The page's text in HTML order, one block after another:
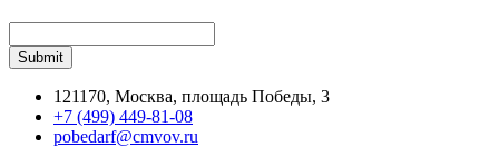
121170, Москва, площадь Победы, 3
+7 (499) 449-81-08
pobedarf@cmvov.ru